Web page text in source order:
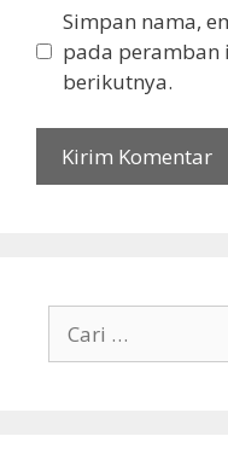
Simpan nama,
pada peramban
berikutnya.
untuk: